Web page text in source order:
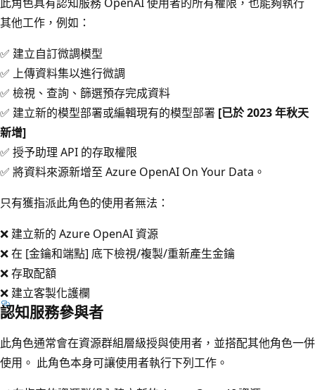
其他工作，例如：
✅ 建立自訂微調模型
✅ 上傳資料集以進行微調
✅ 檢視、查詢、篩選預存完成資料
✅ 建立新的模型部署或編輯現有的模型部署 [已於 2023 年秋天
新增]
✅ 授予助理 API 的存取權限
✅ 將資料來源新增至 Azure OpenAI On Your Data。
只有獲指派此角色的使用者無法：
❌ 建立新的 Azure OpenAI 資源
❌ 在 [金鑰和端點] 底下檢視/複製/重新產生金鑰
❌ 存取配額
❌ 建立客製化護欄
認知服務參與者
此角色通常會在資源群組層級授與使用者，並搭配其他角色一併
使用。 此角色本身可讓使用者執行下列工作。